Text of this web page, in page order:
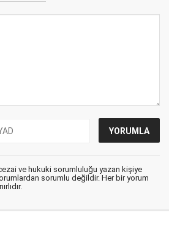
ve hukuki sorumluluğu yazan kişiye
sorumlu değildir. Her bir yorum